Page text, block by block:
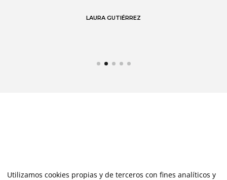
LAURA GUTIÉRREZ
Utilizamos cookies propias y de terceros con fines analíticos y